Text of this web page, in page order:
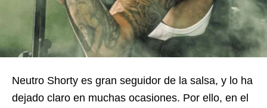
Neutro Shorty es gran seguidor de la salsa, y lo ha
dejado claro en muchas ocasiones. Por ello, en el